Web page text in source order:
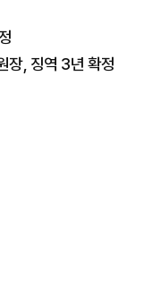
장, 징역 3년 확정